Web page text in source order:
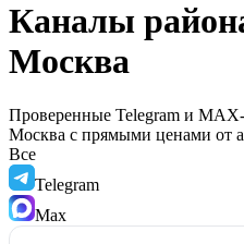
Каналы
Москва
Проверенные Telegram и
Москва с прямыми ценами от
Все
Telegram
Max